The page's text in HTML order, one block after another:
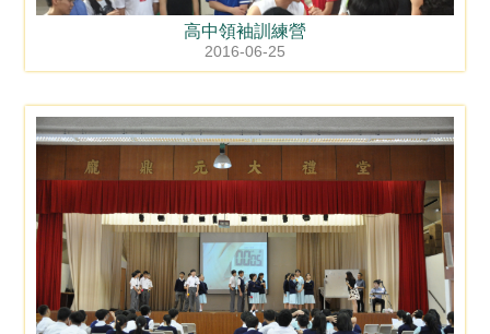
高中領袖訓練營
2016-06-25